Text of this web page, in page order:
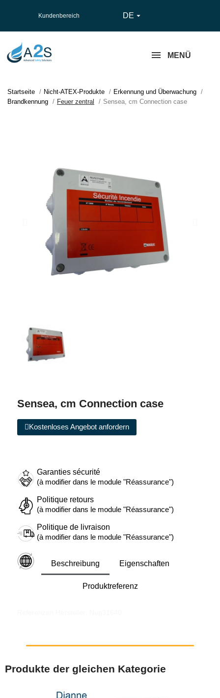
Kundenbereich DE 
MENÜ
Startseite Nicht-ATEX-Produkte
Erkennung und Überwachung
Brandkennung
Feuer zentral Sensea, cm Connection case
Sensea, cm Connection case
Kostenloses Angebot anfordern
Garanties sécurité
(à modifier dans le module "Réassurance")
Politique retours
(à modifier dans le module "Réassurance")
Politique de livraison
(à modifier dans le module "Réassurance")
Beschreibung Eigenschaften
Produktreferenz
Produkte der gleichen Kategorie